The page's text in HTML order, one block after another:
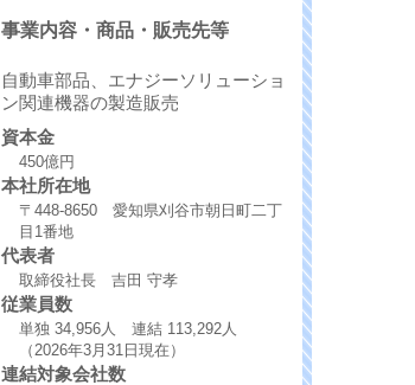
事業内容・商品・販売先等
自動車部品、エナジーソリューショ
ン関連機器の製造販売
資本金
450億円
本社所在地
〒448-8650 愛知県刈谷市朝日町二丁
目1番地
代表者
取締役社長 吉田 守孝
従業員数
単独 34,956人 連結 113,292人
（2026年3月31日現在）
連結対象会社数